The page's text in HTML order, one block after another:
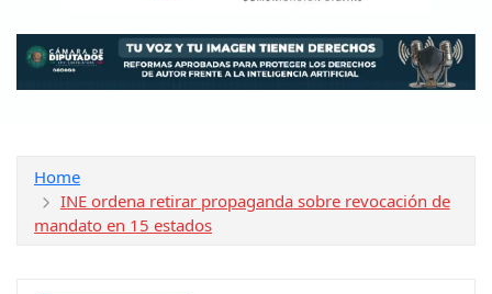
Home
INE ordena retirar propaganda sobre revocación de
mandato en 15 estados